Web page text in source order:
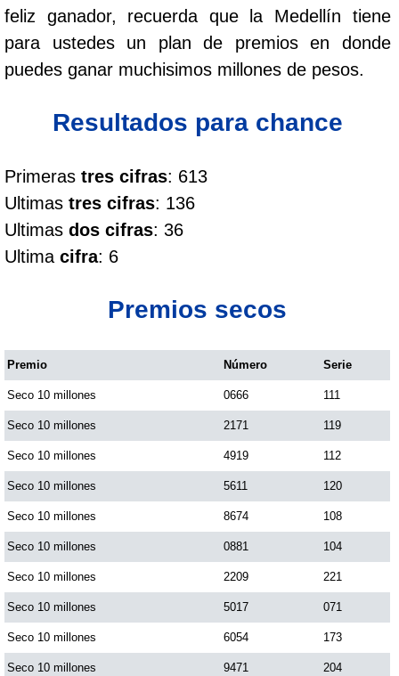
Cafeterito Tarde
Cafeterito Noche
Caribeña Día
Caribeña Noche
Chontico Día
Culona noche
Dorado Mañana
Dorado Tarde
Dorado Noche
Fantástica Día
Fantástica Noche
feliz ganador, recuerda que la Medellín tiene
para ustedes un plan de premios en donde
puedes ganar muchisimos millones de pesos.
Resultados para chance
Primeras tres cifras: 613
Ultimas tres cifras: 136
Ultimas dos cifras: 36
Ultima cifra: 6
Premios secos
Premio Número Serie
Seco 10 millones 0666 111
Seco 10 millones 2171 119
Seco 10 millones 4919 112
Seco 10 millones 5611 120
Seco 10 millones 8674 108
Seco 10 millones 0881 104
Seco 10 millones 2209 221
Seco 10 millones 5017 071
Seco 10 millones 6054 173
Seco 10 millones 9471 204